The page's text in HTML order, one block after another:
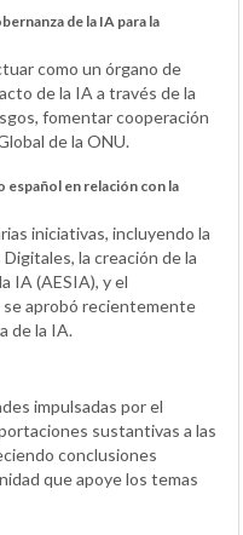
de la IA para la
como un órgano de
de la IA a través de la
fomentar cooperación
de la ONU.
español en relación con la
iniciativas, incluyendo la
la creación de la
IA (AESIA), y el
se aprobó recientemente
de la IA.
impulsadas por el
sustantivas a las
conclusiones
que apoye los temas